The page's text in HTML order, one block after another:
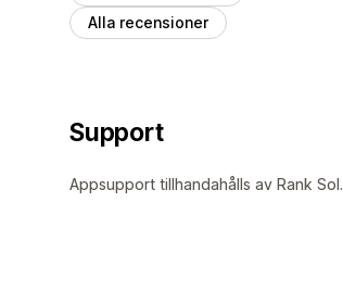
Alla recensioner
Support
Appsupport tillhandahålls av Rank Sol.